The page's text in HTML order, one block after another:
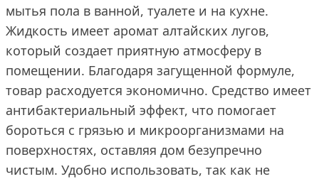
мытья пола в ванной, туалете и на кухне.
Жидкость имеет аромат алтайских лугов,
который создает приятную атмосферу в
помещении. Благодаря загущенной формуле,
товар расходуется экономично. Средство имеет
антибактериальный эффект, что помогает
бороться с грязью и микроорганизмами на
поверхностях, оставляя дом безупречно
чистым. Удобно использовать, так как не